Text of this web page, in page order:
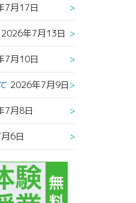
7月17日
2026年7月13日
7月10日
2026年7月9日
7月8日
6日